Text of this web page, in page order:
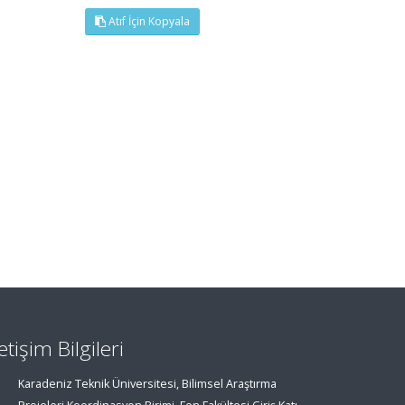
Atıf İçin Kopyala
Bilgileri
Karadeniz Teknik Üniversitesi, Bilimsel Araştırma